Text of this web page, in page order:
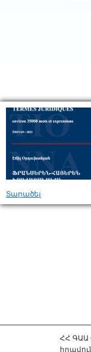
Տարածել
ՀՀ ԳԱԱ